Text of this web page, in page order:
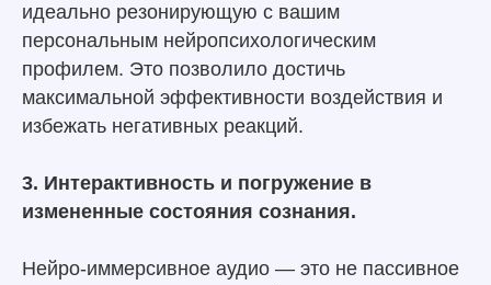
идеально резонирующую с вашим
персональным нейропсихологическим
профилем. Это позволило достичь
максимальной эффективности воздействия и
избежать негативных реакций.
3. Интерактивность и погружение в
измененные состояния сознания.
Нейро-иммерсивное аудио — это не пассивное